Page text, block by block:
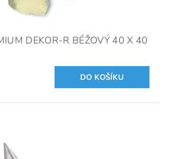
DEKOR-R BÉŽOVÝ 40 X 40